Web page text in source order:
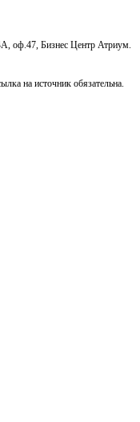
оф.47, Бизнес Центр Атриум.
на источник обязательна.